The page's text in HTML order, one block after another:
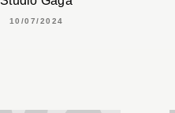
10/07/2024